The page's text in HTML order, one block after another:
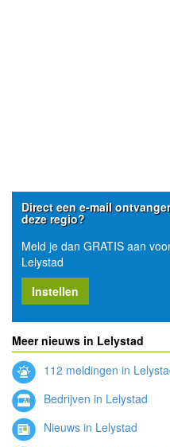
Direct een e-mail
deze regio?
Meld je dan GRATIS aan
Lelystad
Instellen
Meer nieuws in Lelystad
112 meldingen in
Bedrijven in Lelystad
Nieuws in Lelystad